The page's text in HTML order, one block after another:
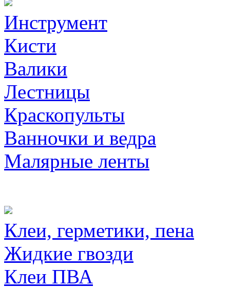
Инструмент
Кисти
Валики
Лестницы
Краскопульты
Ванночки и ведра
Малярные ленты
Клеи, герметики, пена
Жидкие гвозди
Клеи ПВА